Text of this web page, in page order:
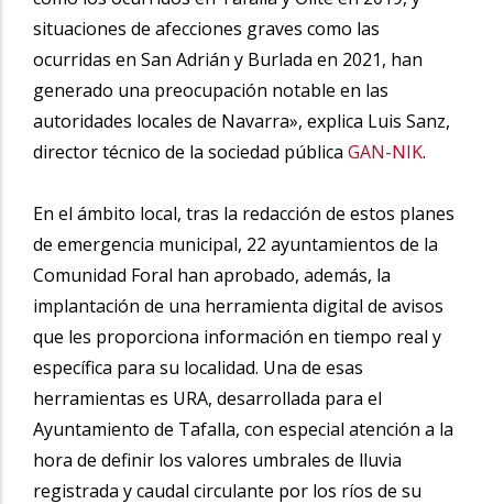
situaciones de afecciones graves como las
ocurridas en San Adrián y Burlada en 2021, han
generado una preocupación notable en las
autoridades locales de Navarra», explica Luis Sanz,
director técnico de la sociedad pública GAN-NIK.
En el ámbito local, tras la redacción de estos planes
de emergencia municipal, 22 ayuntamientos de la
Comunidad Foral han aprobado, además, la
implantación de una herramienta digital de avisos
que les proporciona información en tiempo real y
específica para su localidad. Una de esas
herramientas es URA, desarrollada para el
Ayuntamiento de Tafalla, con especial atención a la
hora de definir los valores umbrales de lluvia
registrada y caudal circulante por los ríos de su